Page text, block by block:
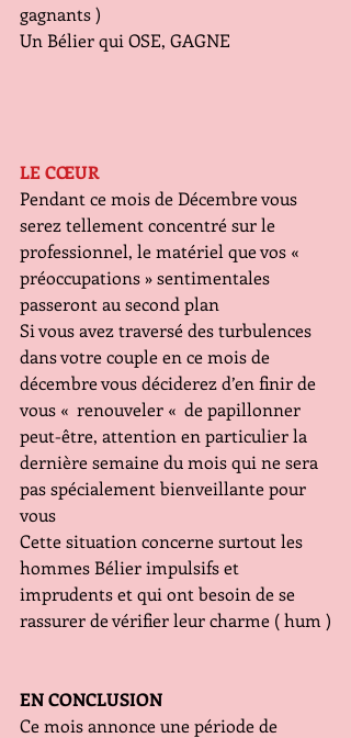
gagnants )
Un Bélier qui OSE, GAGNE
LE CŒUR
Pendant ce mois de Décembre vous
serez tellement concentré sur le
professionnel, le matériel que vos «
préoccupations » sentimentales
passeront au second plan
Si vous avez traversé des turbulences
dans votre couple en ce mois de
décembre vous déciderez d’en finir de
vous «  renouveler «  de papillonner
peut-être, attention en particulier la
dernière semaine du mois qui ne sera
pas spécialement bienveillante pour
vous
Cette situation concerne surtout les
hommes Bélier impulsifs et
imprudents et qui ont besoin de se
rassurer de vérifier leur charme ( hum )
EN CONCLUSION
Ce mois annonce une période de